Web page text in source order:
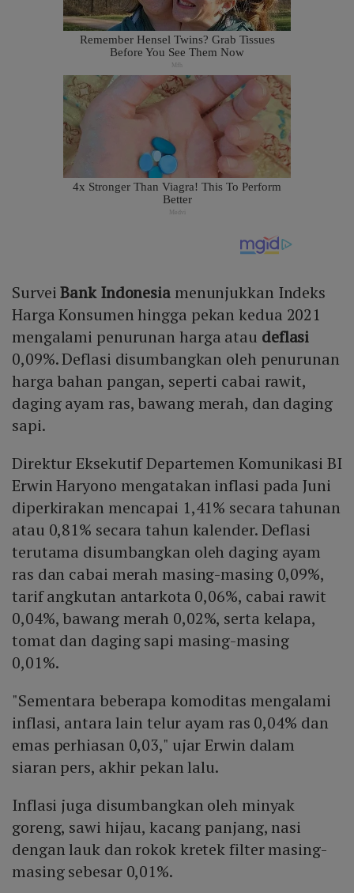
SurveiBank Indonesia menunjukkan Indeks
Harga Konsumen hingga pekan kedua 2021
mengalami penurunan harga atau deflasi
0,09%. Deflasi disumbangkan oleh penurunan
harga bahan pangan, seperti cabai rawit,
daging ayam ras, bawang merah, dan daging
sapi.
Direktur Eksekutif Departemen Komunikasi BI
Erwin Haryono mengatakan inflasi pada Juni
diperkirakan mencapai 1,41% secara tahunan
atau 0,81% secara tahun kalender. Deflasi
terutama disumbangkan oleh daging ayam
ras dan cabai merah masing-masing 0,09%,
tarif angkutan antarkota 0,06%, cabai rawit
0,04%, bawang merah 0,02%, serta kelapa,
tomat dan daging sapi masing-masing
0,01%.
"Sementara beberapa komoditas mengalami
inflasi, antara lain telur ayam ras 0,04% dan
emas perhiasan 0,03," ujar Erwin dalam
siaran pers, akhir pekan lalu.
Inflasi juga disumbangkan oleh minyak
goreng, sawi hijau, kacang panjang, nasi
dengan lauk dan rokok kretek filter masing-
masing sebesar 0,01%.